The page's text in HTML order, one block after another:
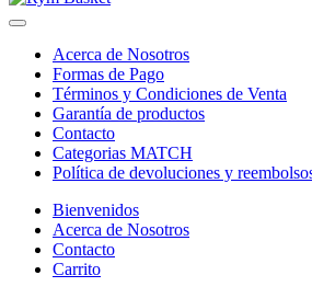
Acerca de Nosotros
Formas de Pago
Términos y Condiciones de Venta
Garantía de productos
Contacto
Categorias MATCH
Política de devoluciones y
Bienvenidos
Acerca de Nosotros
Contacto
Carrito